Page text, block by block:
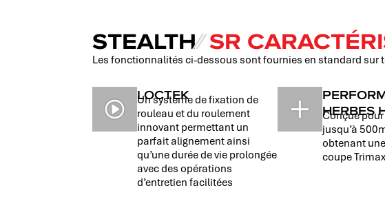
STEALTH⁄⁄ SR
Les fonctionnalités ci-dessous sont fournies en standard sur
LOCTEK
Un système de fixation de
rouleau et du roulement
innovant permettant un
parfait alignement ainsi
qu’une durée de vie prolongée
avec des opérations
d’entretien facilitées
HERBES
Conçue
jusqu’à
obtenant
coupe